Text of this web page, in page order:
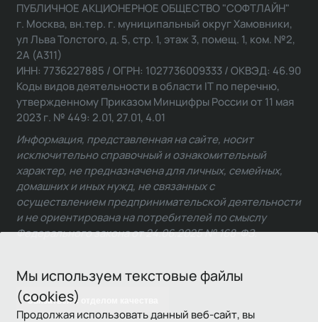
Мы используем текстовые файлы
(cookies)
Продолжая использовать данный веб-сайт, вы
Связаться с отделом качества
ПУБЛИЧНОЕ АКЦИОНЕРНОЕ ОБЩЕСТВО "СОФТЛАЙН"
г. Москва, вн.тер. г. муниципальный округ Хамовники,
ул Льва Толстого, д. 5, стр. 1, этаж 3, помещ. 1, ком. №2,
2А (А311)
ИНН: 7736227885 / ОГРН: 1027736009333 / ОКВЭД: 46.90
Коды видов деятельности в области IT по перечню,
утвержденному Приказом Минцифры России от 11 мая
2023 г. № 449: 2.01, 27.01, 4.01
Информация, представленная на сайте, носит
исключительно справочный и ознакомительный
характер, не предназначена для личных, семейных,
домашних и иных нужд, не связанных с
осуществлением предпринимательской деятельности
и не ориентирована на потребителей по смыслу
Федерального закона от 24.06.2025 № 168-ФЗ.